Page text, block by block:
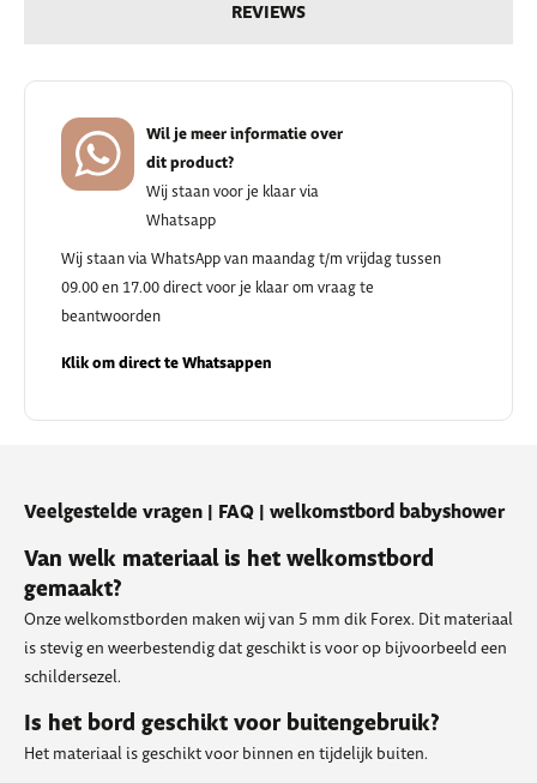
REVIEWS
Wil je meer informatie over
dit product?
Wij staan voor je klaar via
Whatsapp
Wij staan via WhatsApp van maandag t/m vrijdag tussen
09.00 en 17.00 direct voor je klaar om vraag te
beantwoorden
Klik om direct te Whatsappen
Veelgestelde vragen | FAQ | welkomstbord babyshower
Van welk materiaal is het welkomstbord
gemaakt?
Onze welkomstborden maken wij van 5 mm dik Forex. Dit materiaal
is stevig en weerbestendig dat geschikt is voor op bijvoorbeeld een
schildersezel.
Is het bord geschikt voor buitengebruik?
Het materiaal is geschikt voor binnen en tijdelijk buiten.